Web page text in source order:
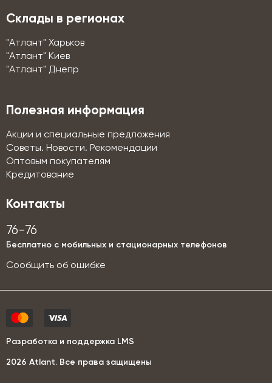
Склады в регионах
"Атлант" Харьков
"Атлант" Киев
"Атлант" Днепр
Полезная информация
Акции и специальные предложения
Советы. Новости. Рекомендации
Оптовым покупателям
Кредитование
Контакты
76-76
Бесплатно с мобильных и стационарных телефонов
Сообщить об ошибке
2026 Аtlant. Все права защищены
Разработка и поддержка LMS